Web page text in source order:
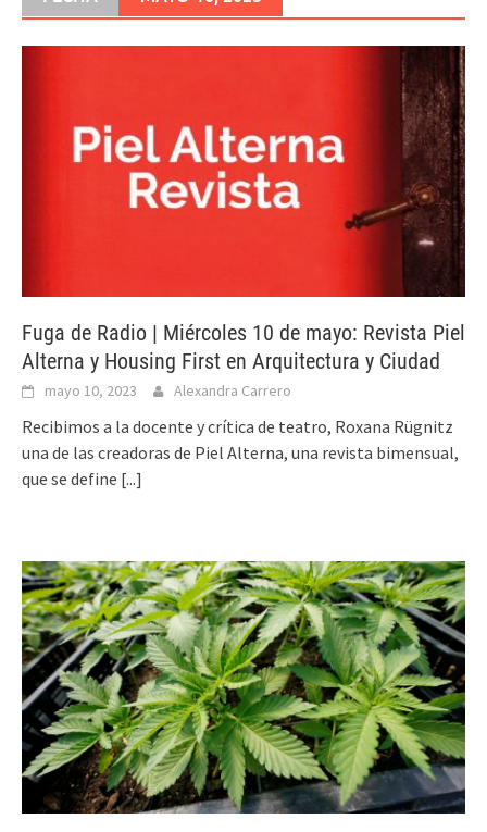
Fuga de Radio | Miércoles 10 de mayo: Revista Piel
Alterna y Housing First en Arquitectura y Ciudad
mayo 10, 2023 Alexandra Carrero
Recibimos a la docente y crítica de teatro, Roxana Rügnitz
una de las creadoras de Piel Alterna, una revista bimensual,
que se define [...]